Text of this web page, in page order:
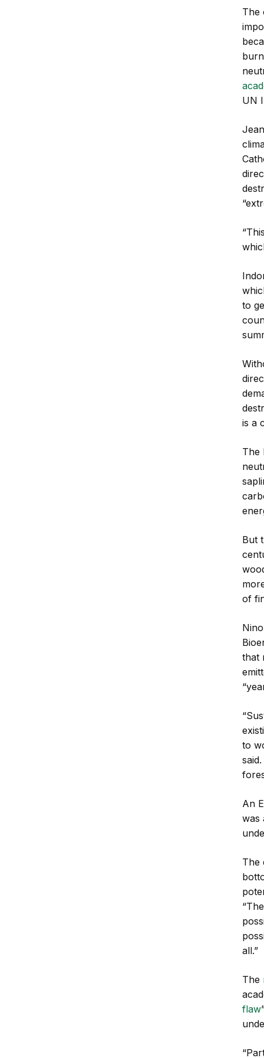
The
UN
to
is a
The
But
of
that
to
An
was
The
all.”
The
flaw